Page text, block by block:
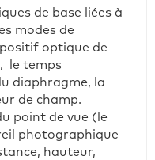
de base liées à
modes de
optique de
le temps
diaphragme, la
de champ.
point de vue (le
photographique
hauteur,